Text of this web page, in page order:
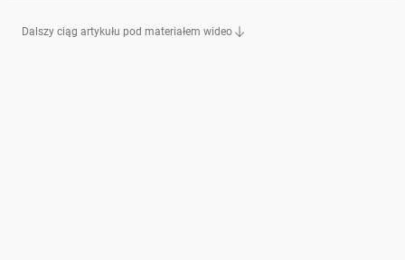
Dalszy ciąg artykułu pod materiałem wideo